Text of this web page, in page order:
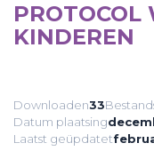
PROTOCOL
KINDEREN
Downloaden33
Datum plaatsing
Laatst geüpdatet